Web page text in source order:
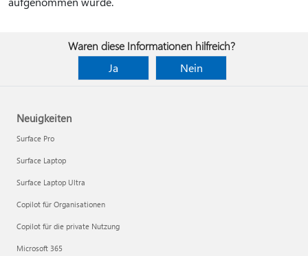
Waren diese Informationen hilfreich?
Ja
Nein
Neuigkeiten
Surface Pro
Surface Laptop
Surface Laptop Ultra
Copilot für Organisationen
Copilot für die private Nutzung
Microsoft 365